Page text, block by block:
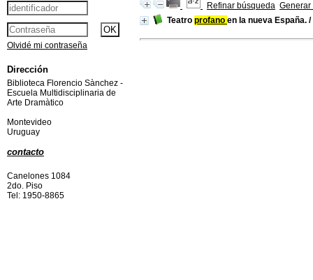
Refinar búsqueda Generar
Teatro profano en la nueva España. /
Olvidé mi contraseña
Dirección
Biblioteca Florencio Sànchez -
Escuela Multidisciplinaria de
Arte Dramàtico
Montevideo
Uruguay
contacto
Canelones 1084
2do. Piso
Tel: 1950-8865